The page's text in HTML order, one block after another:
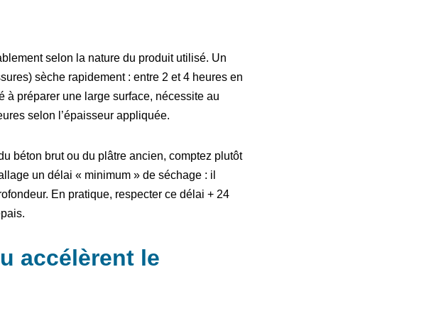
selon la nature du produit utilisé. Un
sèche rapidement : entre 2 et 4 heures en
préparer une large surface, nécessite au
selon l’épaisseur appliquée.
béton brut ou du plâtre ancien, comptez plutôt
un délai « minimum » de séchage : il
En pratique, respecter ce délai + 24
accélèrent le